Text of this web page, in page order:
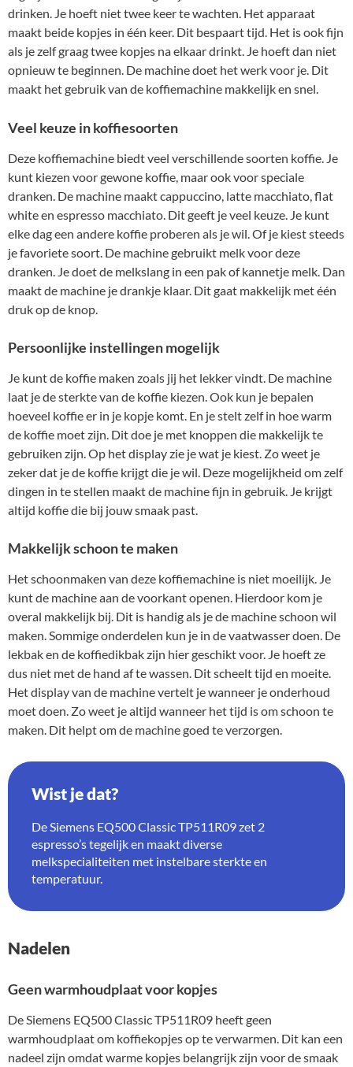
drinken. Je hoeft niet twee keer te wachten. Het apparaat
maakt beide kopjes in één keer. Dit bespaart tijd. Het is ook fijn
als je zelf graag twee kopjes na elkaar drinkt. Je hoeft dan niet
opnieuw te beginnen. De machine doet het werk voor je. Dit
maakt het gebruik van de koffiemachine makkelijk en snel.
Veel keuze in koffiesoorten
Deze koffiemachine biedt veel verschillende soorten koffie. Je
kunt kiezen voor gewone koffie, maar ook voor speciale
dranken. De machine maakt cappuccino, latte macchiato, flat
white en espresso macchiato. Dit geeft je veel keuze. Je kunt
elke dag een andere koffie proberen als je wil. Of je kiest steeds
je favoriete soort. De machine gebruikt melk voor deze
dranken. Je doet de melkslang in een pak of kannetje melk. Dan
maakt de machine je drankje klaar. Dit gaat makkelijk met één
druk op de knop.
Persoonlijke instellingen mogelijk
Je kunt de koffie maken zoals jij het lekker vindt. De machine
laat je de sterkte van de koffie kiezen. Ook kun je bepalen
hoeveel koffie er in je kopje komt. En je stelt zelf in hoe warm
de koffie moet zijn. Dit doe je met knoppen die makkelijk te
gebruiken zijn. Op het display zie je wat je kiest. Zo weet je
zeker dat je de koffie krijgt die je wil. Deze mogelijkheid om zelf
dingen in te stellen maakt de machine fijn in gebruik. Je krijgt
altijd koffie die bij jouw smaak past.
Makkelijk schoon te maken
Het schoonmaken van deze koffiemachine is niet moeilijk. Je
kunt de machine aan de voorkant openen. Hierdoor kom je
overal makkelijk bij. Dit is handig als je de machine schoon wil
maken. Sommige onderdelen kun je in de vaatwasser doen. De
lekbak en de koffiedikbak zijn hier geschikt voor. Je hoeft ze
dus niet met de hand af te wassen. Dit scheelt tijd en moeite.
Het display van de machine vertelt je wanneer je onderhoud
moet doen. Zo weet je altijd wanneer het tijd is om schoon te
maken. Dit helpt om de machine goed te verzorgen.
Wist je dat?
De Siemens EQ500 Classic TP511R09 zet 2
espresso’s tegelijk en maakt diverse
melkspecialiteiten met instelbare sterkte en
temperatuur.
Nadelen
Geen warmhoudplaat voor kopjes
De Siemens EQ500 Classic TP511R09 heeft geen
warmhoudplaat om koffiekopjes op te verwarmen. Dit kan een
nadeel zijn omdat warme kopjes belangrijk zijn voor de smaak